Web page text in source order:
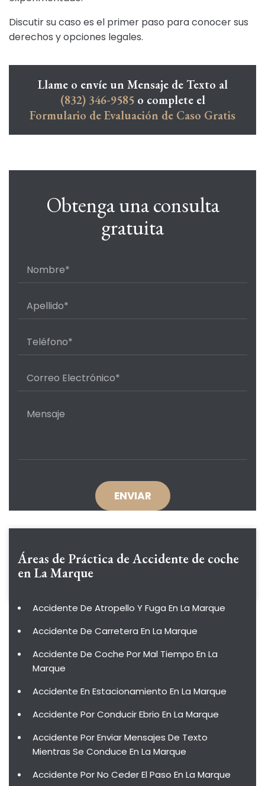
Discutir su caso es el primer paso para conocer sus
derechos y opciones legales.
Llame o envíe un Mensaje de Texto al
(832) 346-9585o complete el
Formulario de Evaluación de Caso Gratis
Obtenga una consulta
gratuita
Áreas de Práctica deAccidente de coche
en La Marque
Accidente De Atropello Y Fuga En La Marque
Accidente De Carretera En La Marque
Accidente De Coche Por Mal Tiempo En La
Marque
Accidente En Estacionamiento En La Marque
Accidente Por Conducir Ebrio En La Marque
Accidente Por Enviar Mensajes De Texto
Mientras Se Conduce En La Marque
Accidente Por No Ceder El Paso En La Marque